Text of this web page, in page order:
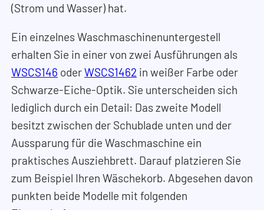
(Strom und Wasser) hat.
Ein einzelnes Waschmaschinenuntergestell
erhalten Sie in einer von zwei Ausführungen als
WSCS146 oderWSCS1462 in weißer Farbe oder
Schwarze-Eiche-Optik. Sie unterscheiden sich
lediglich durch ein Detail: Das zweite Modell
besitzt zwischen der Schublade unten und der
Aussparung für die Waschmaschine ein
praktisches Ausziehbrett. Darauf platzieren Sie
zum Beispiel Ihren Wäschekorb. Abgesehen davon
punkten beide Modelle mit folgenden